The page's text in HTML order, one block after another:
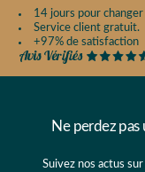
14 jours pour changer
Service client gratuit.
+97% de satisfaction
Ne perdez
Suivez nos actus